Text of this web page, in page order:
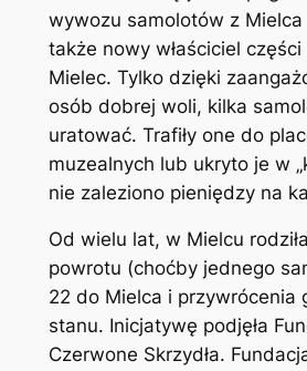
wywozu samolotów z Mielca
także nowy właściciel
Mielec. Tylko dzięki
osób dobrej woli, kilka
uratować. Trafiły one do
muzealnych lub ukryto je w
nie zaleziono pieniędzy na
Od wielu lat, w Mielcu
powrotu (choćby jednego
22 do Mielca i przywrócenia
stanu. Inicjatywę podjęła
Czerwone Skrzydła.